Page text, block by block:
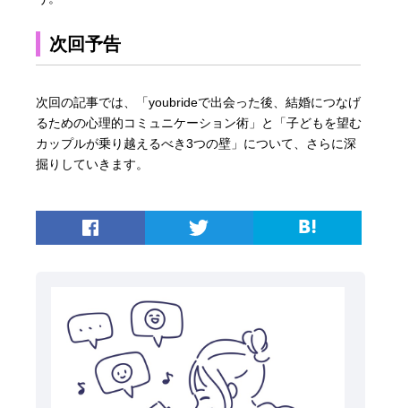
次回予告
次回の記事では、「youbrideで出会った後、結婚につなげ
るための心理的コミュニケーション術」と「子どもを望む
カップルが乗り越えるべき3つの壁」について、さらに深
掘りしていきます。